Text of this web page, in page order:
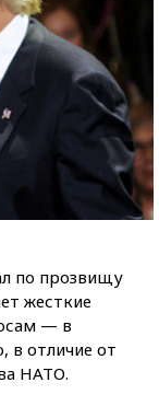
по прозвищу
жесткие
— в
в отличие от
НАТО.